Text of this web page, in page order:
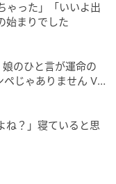
3連プレート】 ・
炒め ・海老のマ
点心】 ・小籠包・
った」「いいよ出
始まりでした
のひと言が運命の
じゃありません Vo
？」寝ていると思